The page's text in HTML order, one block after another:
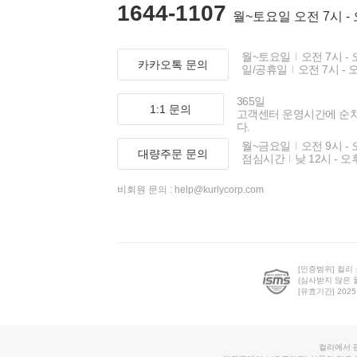
1644-1107 월~토요일 오전 7시 -
카카오톡 문의
월~토요일
오전 7시 -
일/공휴일
오전 7시 -
1:1 문의
365일
고객센터 운영시간에 순
다.
대량주문 문의
월~금요일
오전 9시 -
점심시간
낮 12시 - 오
비회원 문의 : help@kurlycorp.com
[인증범위] 컬리
(심사받지 않은
[유효기간]
컬리에서